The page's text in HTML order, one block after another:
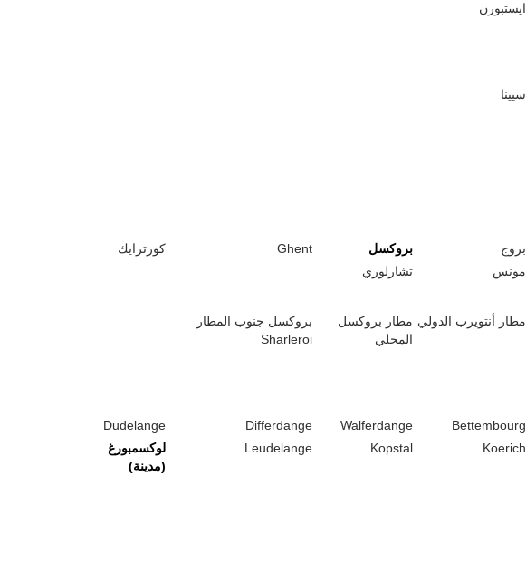
ايستبورن
سيينا
بروج بروكسل Ghent
كورترايك
مونس
تشارلوري
مطار أنتويرب الدولي مطار بروكسل
المحلي
بروكسل جنوب المطار
Sharleroi
Bettembourg
Walferdange
Differdange
Dudelange
Koerich
Kopstal
Leudelange
لوكسمبورغ
(مدينة)